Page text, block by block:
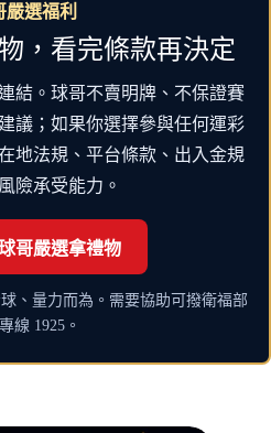
嚴選福利
，看完條款再決定
結。球哥不賣明牌、不保證賽
議；如果你選擇參與任何運彩
地法規、平台條款、出入金規
險承受能力。
哥嚴選拿禮物
、量力而為。需要協助可撥衛福部
線 1925。